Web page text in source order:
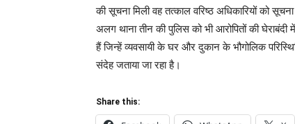
की सूचना मिली वह तत्काल वरिष्ठ अधिकारियों को
अलग थाना तीन की पुलिस को भी आरोपितों की घेराबंदी
हैं जिन्हें व्यवसायी के घर और दुकान के भौगोलिक
संदेह जताया जा रहा है।
Share this: